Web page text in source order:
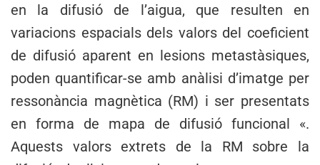
en la difusió de l’aigua, que resulten en
variacions espacials dels valors del coeficient
de difusió aparent en lesions metastàsiques,
poden quantificar-se amb anàlisi d’imatge per
ressonància magnètica (RM) i ser presentats
en forma de mapa de difusió funcional «.
Aquests valors extrets de la RM sobre la